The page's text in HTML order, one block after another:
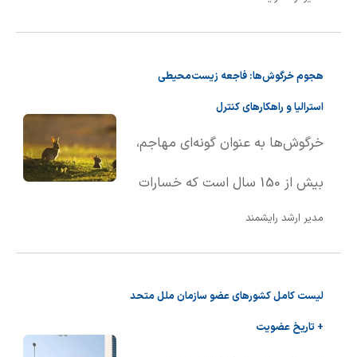
مختصات جغرافیایی پدید آمدند.
سیستم مختصات موفق ایجاد کرد و
هجوم خرگوش‌ها: فاجعه زیست‌محیطی
استرالیا و راهکارهای کنترل
خرگوش‌ها به عنوان گونه‌ای مهاجم،
بیش از 150 سال است که خسارات
زیست‌محیطی جبران‌ناپذیری به قاره
غیرقابل کنترل تولیدمثل می‌کنند،
مدیر ارشد رایشمند
لیست کامل کشورهای عضو سازمان ملل متحد
+ تاریخ عضویت